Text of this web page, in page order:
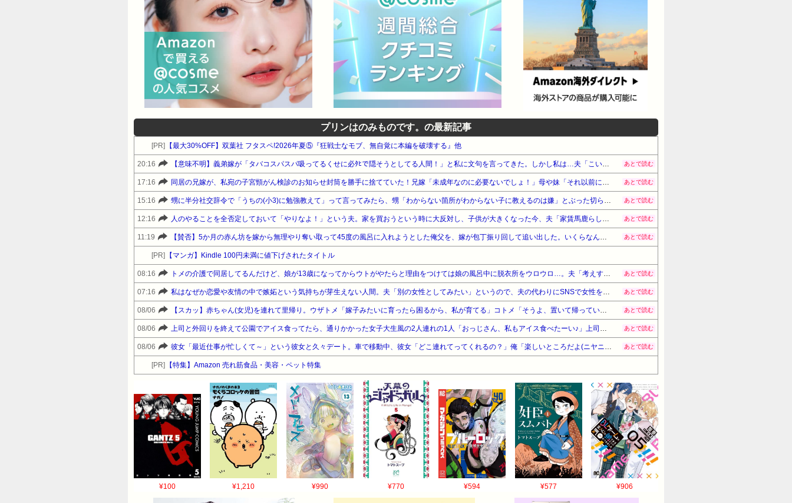
プリンはのみものです。の最新記事
[PR] 【最大30%OFF】双葉社 フタスペ!2026年夏⑤『狂戦士なモブ、無自覚に本編を破壊する』他
20:16 【意味不明】義弟嫁が「タバコスパスパ吸ってるくせに必ﾀﾋで隠そうとしてる人間！」と私に文句を言ってきた。しかし私は…夫「こいつ喉が悪くて煙草なんか吸わないよ？」→すると… あとで読む
17:16 同居の兄嫁が、私宛の子宮頸がん検診のお知らせ封筒を勝手に捨てていた！兄嫁「未成年なのに必要ないでしょ！」母や妹「それ以前になぜ勝手に人の郵便物を開封して捨てる？」→結果 あとで読む
15:16 甥に半分社交辞令で「うちの(小3)に勉強教えて」って言ってみたら、甥「わからない箇所がわからない子に教えるのは嫌」とぶった切られてうちの子が拗ねてしまった。アスペ！←?! あとで読む
12:16 人のやることを全否定しておいて「やりなよ！」という夫。家を買おうという時に大反対し、子供が大きくなった今、夫「家賃馬鹿らしい。家…買っちゃわない？ｗ」私「は？」→結果 あとで読む
11:19 【賛否】5か月の赤ん坊を嫁から無理やり奪い取って45度の風呂に入れようとした俺父を、嫁が包丁振り回して追い出した。いくらなんでも赤ん坊に45度の風呂なんて虐待だろ あとで読む
[PR] 【マンガ】Kindle 100円未満に値下げされたタイトル
08:16 トメの介護で同居してるんだけど、娘が13歳になってからウトがやたらと理由をつけては娘の風呂中に脱衣所をウロウロ…。夫「考えすぎだよ」私(絶対おかしい！)→思わぬ援軍が… あとで読む
07:16 私はなぜか恋愛や友情の中で嫉妬という気持ちが芽生えない人間。夫「別の女性としてみたい」というので、夫の代わりにSNSで女性を募集→後腐れなさそうな女性を選んだつもりが… あとで読む
08/06 【スカッ】赤ちゃん(女児)を連れて里帰り。ウザトメ「嫁子みたいに育ったら困るから、私が育てる」コトメ「そうよ、置いて帰っていいわよ」私「と、いうことは…？」→結果 あとで読む
08/06 上司と外回りを終えて公園でアイス食ってたら、通りかかった女子大生風の2人連れの1人「おっじさん、私もアイス食べたーい♪」上司「もっとちゃんと頼みなさい」俺「?!」→結果 あとで読む
08/06 彼女「最近仕事が忙しくて～」という彼女と久々デート。車で移動中、彼女「どこ連れてってくれるの？」俺「楽しいところだよ(ニヤニヤ」→間男の家へ連れて行ってやった結果 あとで読む
[PR] 【特集】Amazon 売れ筋食品・美容・ペット特集
¥100 ¥1,210 ¥990 ¥770 ¥594 ¥577 ¥906